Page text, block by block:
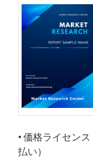
• 価格ライセン
払い）